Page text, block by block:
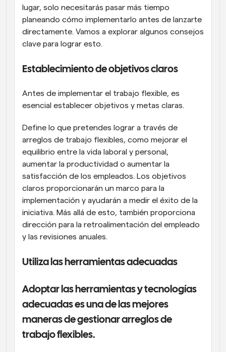
lugar, solo necesitarás pasar más tiempo
planeando cómo implementarlo antes de lanzarte
directamente. Vamos a explorar algunos consejos
clave para lograr esto.
Establecimiento de objetivos claros
Antes de implementar el trabajo flexible, es
esencial establecer objetivos y metas claras.
Define lo que pretendes lograr a través de
arreglos de trabajo flexibles, como mejorar el
equilibrio entre la vida laboral y personal,
aumentar la productividad o aumentar la
satisfacción de los empleados. Los objetivos
claros proporcionarán un marco para la
implementación y ayudarán a medir el éxito de la
iniciativa. Más allá de esto, también proporciona
dirección para la retroalimentación del empleado
y las revisiones anuales.
Utiliza las herramientas adecuadas
Adoptar las herramientas y tecnologías
adecuadas es una de las mejores
maneras de gestionar arreglos de
trabajo flexibles.